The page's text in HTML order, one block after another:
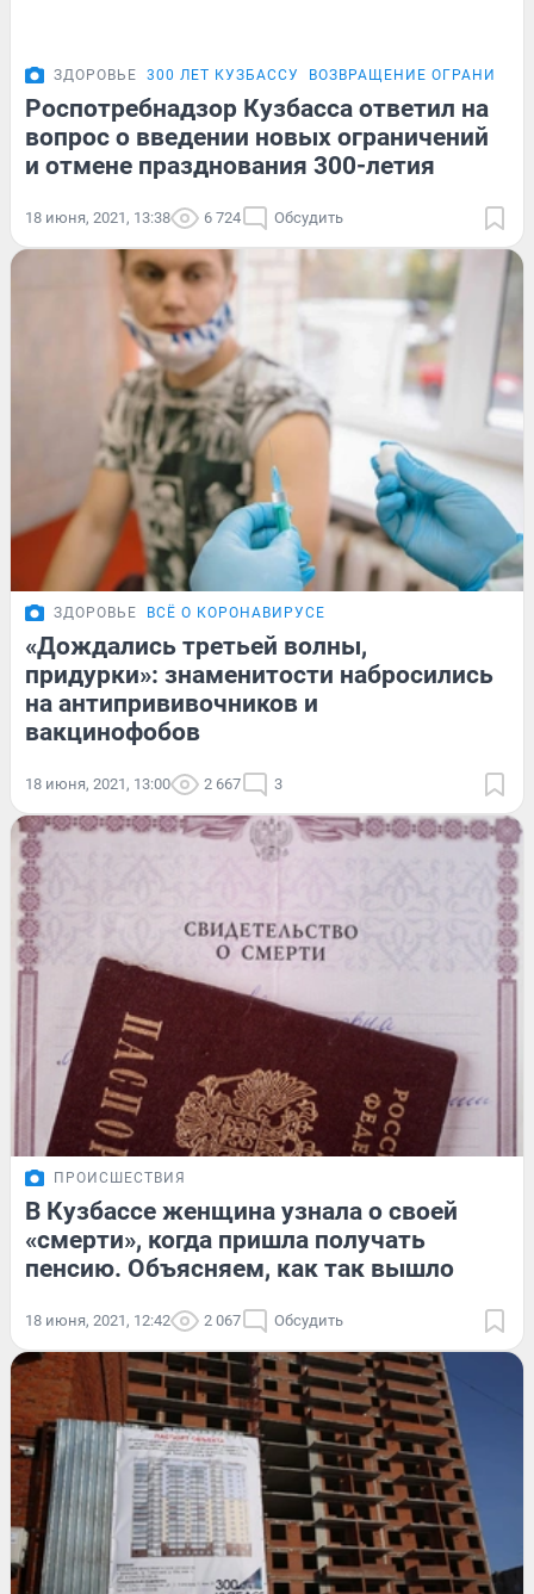
ЗДОРОВЬЕ 300 ЛЕТ КУЗБАССУ ВОЗВРАЩЕНИЕ
Роспотребнадзор Кузбасса ответил на
вопрос о введении новых ограничений
и отмене празднования 300-летия
18 июня, 2021, 13:38 6 724 Обсудить
ЗДОРОВЬЕ ВСЁ О КОРОНАВИРУСЕ
«Дождались третьей волны,
придурки»: знаменитости набросились
на антипрививочников и
вакцинофобов
18 июня, 2021, 13:00 2 667 3
ПРОИСШЕСТВИЯ
В Кузбассе женщина узнала о своей
«смерти», когда пришла получать
пенсию. Объясняем, как так вышло
18 июня, 2021, 12:42 2 067 Обсудить